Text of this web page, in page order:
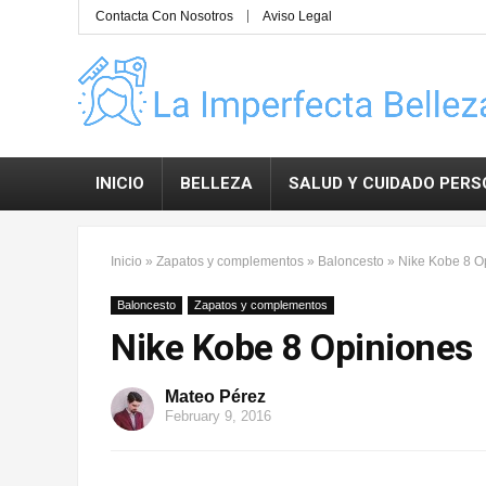
Contacta Con Nosotros Aviso Legal
INICIO BELLEZA SALUD Y CUIDADO
Inicio » Zapatos y complementos » Baloncesto » Nike Kobe 8
Baloncesto Zapatos y complementos
Nike Kobe 8 Opiniones
Mateo Pérez
February 9, 2016